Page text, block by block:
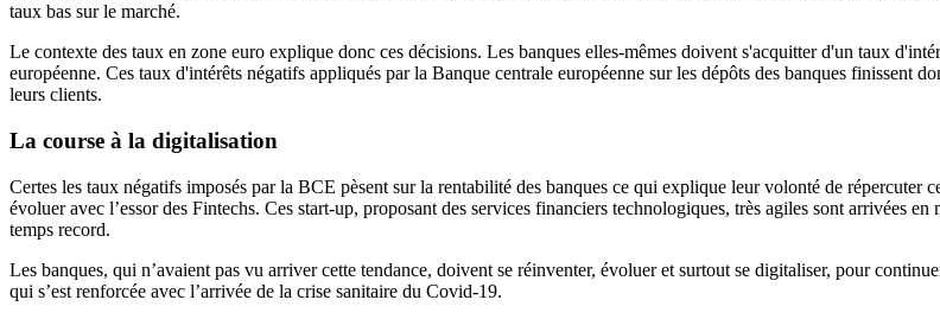
taux bas sur le marché.
Le contexte des taux en zone euro explique donc ces décisions. Les banques elles-mêmes doivent s'acquitter d'un taux
européenne. Ces taux d'intérêts négatifs appliqués par la Banque centrale européenne sur les dépôts des banques finissent
leurs clients.
La course à la digitalisation
Certes les taux négatifs imposés par la BCE pèsent sur la rentabilité des banques ce qui explique leur volonté de répercuter
évoluer avec l’essor des Fintechs. Ces start-up, proposant des services financiers technologiques, très agiles sont arrivées
temps record.
Les banques, qui n’avaient pas vu arriver cette tendance, doivent se réinventer, évoluer et surtout se digitaliser, pour
qui s’est renforcée avec l’arrivée de la crise sanitaire du Covid-19.